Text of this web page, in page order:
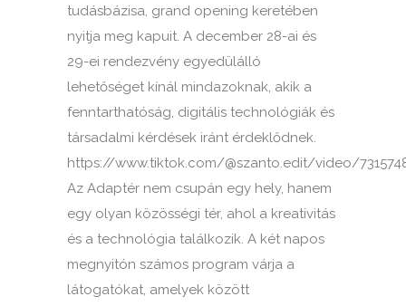
tudásbázisa, grand opening keretében
nyitja meg kapuit. A december 28-ai és
29-ei rendezvény egyedülálló
lehetőséget kínál mindazoknak, akik a
fenntarthatóság, digitális technológiák és
társadalmi kérdések iránt érdeklődnek.
https://www.tiktok.com/@szanto.edit/video/
Az Adaptér nem csupán egy hely, hanem
egy olyan közösségi tér, ahol a kreativitás
és a technológia találkozik. A két napos
megnyitón számos program várja a
látogatókat, amelyek között